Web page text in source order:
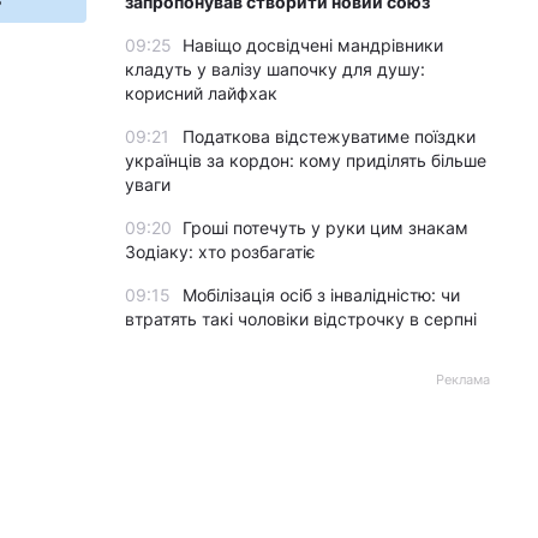
09:25
Навіщо досвідчені мандрівники
кладуть у валізу шапочку для душу:
корисний лайфхак
09:21
Податкова відстежуватиме поїздки
українців за кордон: кому приділять більше
уваги
09:20
Гроші потечуть у руки цим знакам
Зодіаку: хто розбагатіє
09:15
Мобілізація осіб з інвалідністю: чи
втратять такі чоловіки відстрочку в серпні
Реклама